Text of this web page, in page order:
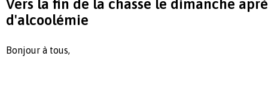
Vers la fin de la chasse le dimanche
d'alcoolémie
Bonjour à tous,